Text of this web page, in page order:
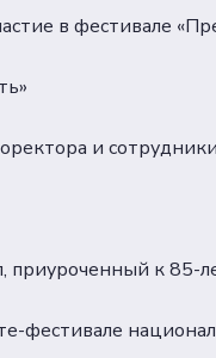
в фестивале
и
приуроченный к
фестивале